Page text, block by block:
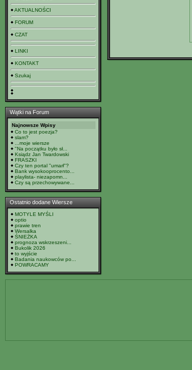
AKTUALNOŚCI
FORUM
CZAT
LINKI
KONTAKT
Szukaj
Wątki na Forum
Najnowsze Wpisy
Co to jest poezja?
slam?
...moje wiersze
"Na początku było sł...
Ksiądz Jan Twardowski
FRASZKI
Czy ten portal "umarł"?
Bank wysokooprocento...
playlista- niezapomn...
Czy są przechowywane...
Ostatnio dodane Wiersze
MOTYLE MYŚLI
optio
prawie tren
Wersalka
ŚNIEŻKA
prognoza wskrzeszeni...
Bukolik 2026
to wyjście
Badania naukowców po...
POWRACAMY